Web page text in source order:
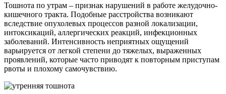
Тошнота по утрам – признак нарушений в работе желудочно-
кишечного тракта. Подобные расстройства возникают
вследствие опухолевых процессов разной локализации,
интоксикаций, аллергических реакций, инфекционных
заболеваний. Интенсивность неприятных ощущений
варьируется от легкой степени до тяжелых, выраженных
проявлений, которые часто приводят к повторным приступам
рвоты и плохому самочувствию.